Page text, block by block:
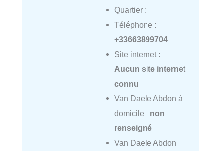
Quartier :
Téléphone :
+33663899704
Site internet :
Aucun site internet
connu
Van Daele Abdon à
domicile : non
renseigné
Van Daele Abdon